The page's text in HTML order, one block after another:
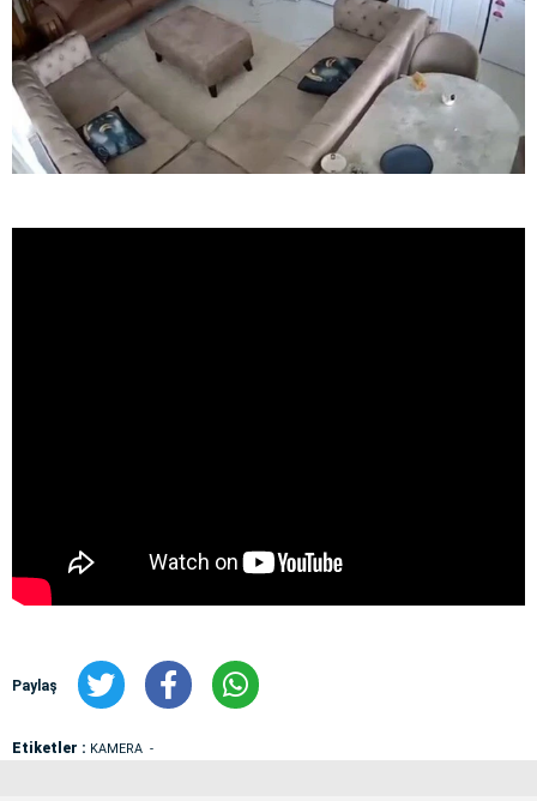
Paylaş
Etiketler : KAMERA